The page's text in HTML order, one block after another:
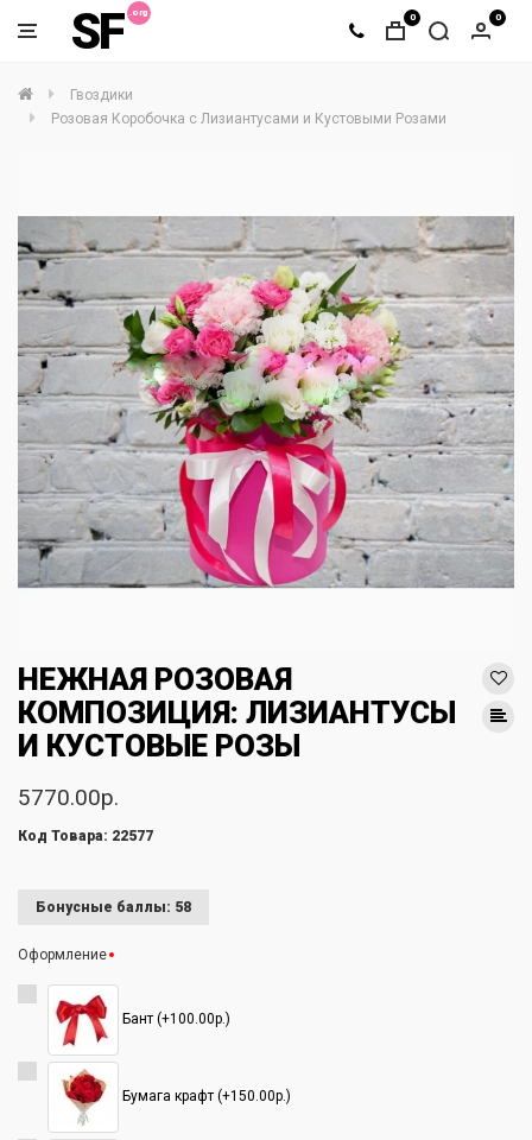
SF 0 0
Гвоздики
Розовая Коробочка с Лизиантусами и Кустовыми Розами
НЕЖНАЯ РОЗОВАЯ
КОМПОЗИЦИЯ: ЛИЗИАНТУСЫ
И КУСТОВЫЕ РОЗЫ
5770.00р.
Код Товара: 22577
Бонусные баллы: 58
Оформление
Бант (+100.00р.)
Бумага крафт (+150.00р.)